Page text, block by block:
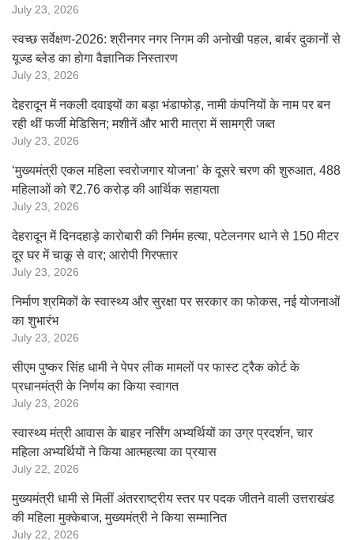
July 23, 2026
स्वच्छ सर्वेक्षण-2026: श्रीनगर नगर निगम की अनोखी पहल, बार्बर दुकानों से
यूज्ड ब्लेड का होगा वैज्ञानिक निस्तारण
July 23, 2026
देहरादून में नकली दवाइयों का बड़ा भंडाफोड़, नामी कंपनियों के नाम पर बन
रही थीं फर्जी मेडिसिन; मशीनें और भारी मात्रा में सामग्री जब्त
July 23, 2026
‘मुख्यमंत्री एकल महिला स्वरोजगार योजना’ के दूसरे चरण की शुरुआत, 488
महिलाओं को ₹2.76 करोड़ की आर्थिक सहायता
July 23, 2026
देहरादून में दिनदहाड़े कारोबारी की निर्मम हत्या, पटेलनगर थाने से 150 मीटर
दूर घर में चाकू से वार; आरोपी गिरफ्तार
July 23, 2026
निर्माण श्रमिकों के स्वास्थ्य और सुरक्षा पर सरकार का फोकस, नई योजनाओं
का शुभारंभ
July 23, 2026
सीएम पुष्कर सिंह धामी ने पेपर लीक मामलों पर फास्ट ट्रैक कोर्ट के
प्रधानमंत्री के निर्णय का किया स्वागत
July 23, 2026
स्वास्थ्य मंत्री आवास के बाहर नर्सिंग अभ्यर्थियों का उग्र प्रदर्शन, चार
महिला अभ्यर्थियों ने किया आत्महत्या का प्रयास
July 22, 2026
मुख्यमंत्री धामी से मिलीं अंतरराष्ट्रीय स्तर पर पदक जीतने वाली उत्तराखंड
की महिला मुक्केबाज, मुख्यमंत्री ने किया सम्मानित
July 22, 2026